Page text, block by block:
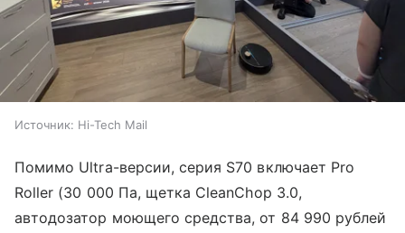
Источник: Hi-Tech Mail
Помимо Ultra-версии, серия S70 включает Pro
Roller (30 000 Па, щетка CleanChop 3.0,
автодозатор моющего средства, от 84 990 рублей